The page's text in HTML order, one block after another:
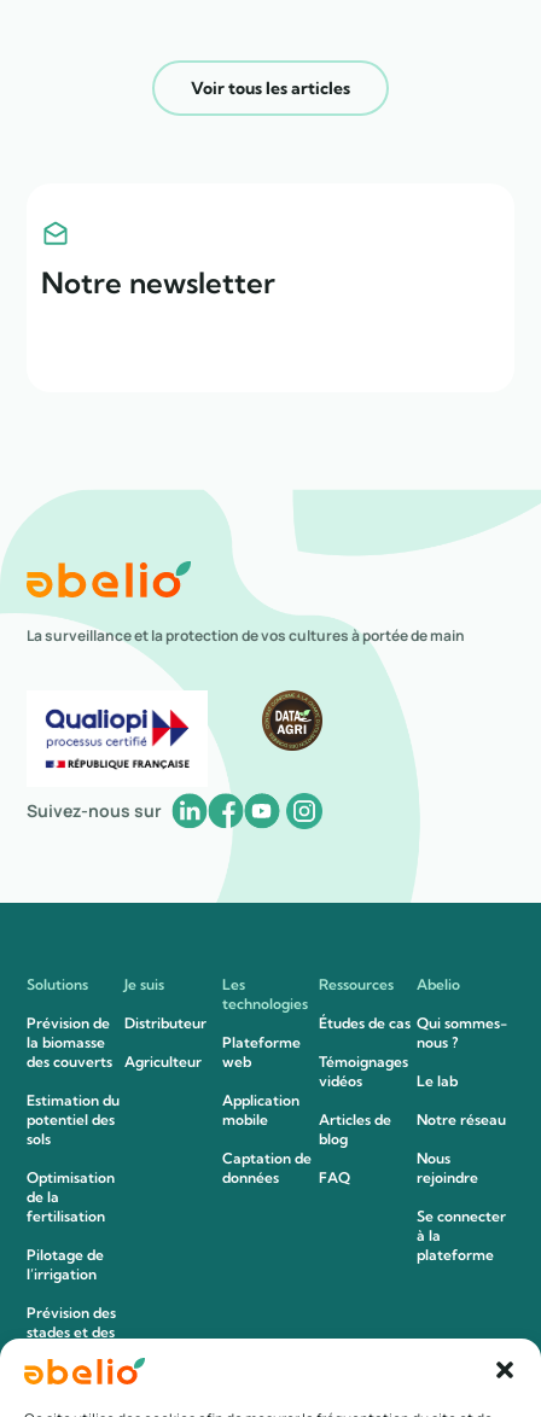
Voir tous les articles
Notre newsletter
La surveillance et la protection de vos cultures à portée de main
Suivez-nous sur
Solutions
Prévision de
la biomasse
des couverts
Estimation du
potentiel des
sols
Optimisation
de la
fertilisation
Pilotage de
l’irrigation
Prévision des
stades et des
Détection des
Je suis
Distributeur
Agriculteur
Les
technologies
Plateforme
web
Application
mobile
Captation de
données
Ressources
Études de cas
Témoignages
vidéos
Articles de
blog
FAQ
Abelio
Qui sommes-
nous ?
Le lab
Notre réseau
Nous
rejoindre
Se connecter
à la
plateforme